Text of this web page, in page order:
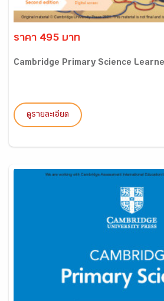
ราคา 495 บาท
Cambridge Primary Science
ดูรายละเอียด